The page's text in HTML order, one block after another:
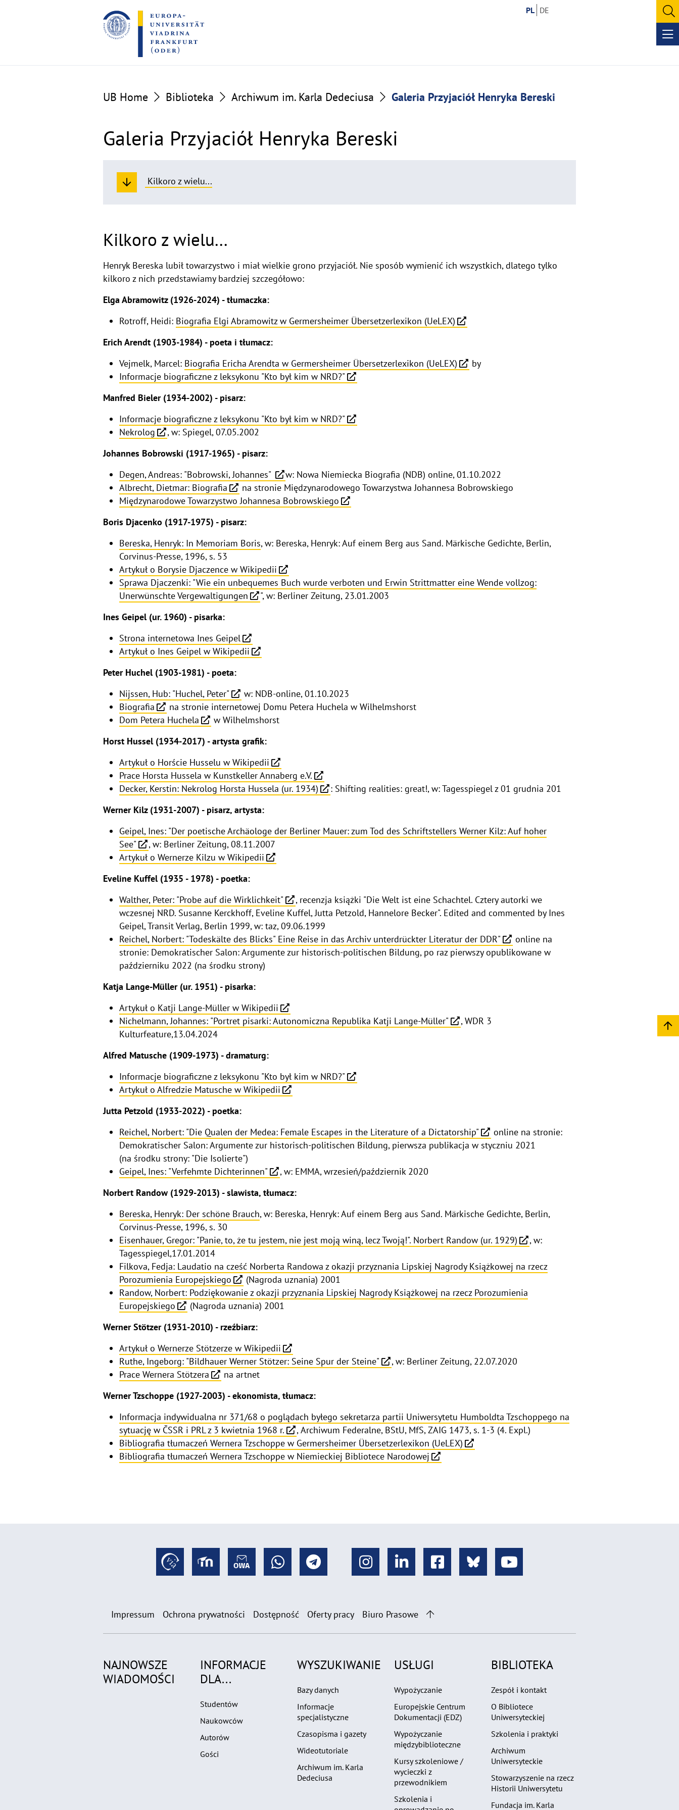
to
the
content
to
the
footer
PL DE
UB Home Biblioteka Archiwum im. Karla Dedeciusa Galeria Przyjaciół Henryka Bereski
Galeria Przyjaciół Henryka Bereski
Kilkoro z wielu...
Kilkoro z wielu...
Henryk Bereska lubił towarzystwo i miał wielkie grono przyjaciół. Nie sposób wymienić ich wszystkich, dlatego tylko
kilkoro z nich przedstawiamy bardziej szczegółowo:
Elga Abramowitz (1926-2024) - tłumaczka:
Rotroff, Heidi: Biografia Elgi Abramowitz w Germersheimer Übersetzerlexikon (UeLEX)
Erich Arendt (1903-1984) - poeta i tłumacz:
Vejmelk, Marcel: Biografia Ericha Arendta w Germersheimer Übersetzerlexikon (UeLEX)
by
Informacje biograficzne z leksykonu "Kto był kim w NRD?"
Manfred Bieler (1934-2002) - pisarz:
Informacje biograficzne z leksykonu "Kto był kim w NRD?"
Nekrolog
, w: Spiegel, 07.05.2002
Johannes Bobrowski (1917-1965) - pisarz:
Degen, Andreas: "Bobrowski, Johannes"
w: Nowa Niemiecka Biografia (NDB) online, 01.10.2022
Albrecht, Dietmar: Biografia
na stronie Międzynarodowego Towarzystwa Johannesa Bobrowskiego
Międzynarodowe Towarzystwo Johannesa Bobrowskiego
Boris Djacenko (1917-1975) - pisarz:
Bereska, Henryk: In Memoriam Boris, w: Bereska, Henryk: Auf einem Berg aus Sand. Märkische Gedichte, Berlin,
Corvinus-Presse, 1996, s. 53
Artykuł o Borysie Djaczence w Wikipedii
Sprawa Djaczenki: "Wie ein unbequemes Buch wurde verboten und Erwin Strittmatter eine Wende vollzog:
Unerwünschte Vergewaltigungen
", w: Berliner Zeitung, 23.01.2003
Ines Geipel (ur. 1960) - pisarka:
Strona internetowa Ines Geipel
Artykuł o Ines Geipel w Wikipedii
Peter Huchel (1903-1981) - poeta:
Nijssen, Hub: "Huchel, Peter"
w: NDB-online, 01.10.2023
Biografia
na stronie internetowej Domu Petera Huchela w Wilhelmshorst
Dom Petera Huchela
w Wilhelmshorst
Horst Hussel (1934-2017) - artysta grafik:
Artykuł o Horście Husselu w Wikipedii
Prace Horsta Hussela w Kunstkeller Annaberg e.V.
Decker, Kerstin: Nekrolog Horsta Hussela (ur. 1934)
: Shifting realities: great!, w: Tagesspiegel z 01 grudnia 201
Werner Kilz (1931-2007) - pisarz, artysta:
Geipel, Ines: "Der poetische Archäologe der Berliner Mauer: zum Tod des Schriftstellers Werner Kilz: Auf hoher
See"
, w: Berliner Zeitung, 08.11.2007
Artykuł o Wernerze Kilzu w Wikipedii
Eveline Kuffel (1935 - 1978) - poetka:
Walther, Peter: "Probe auf die Wirklichkeit"
, recenzja książki "Die Welt ist eine Schachtel. Cztery autorki we
wczesnej NRD. Susanne Kerckhoff, Eveline Kuffel, Jutta Petzold, Hannelore Becker". Edited and commented by Ines
Geipel, Transit Verlag, Berlin 1999, w: taz, 09.06.1999
Reichel, Norbert: "Todeskälte des Blicks" Eine Reise in das Archiv unterdrückter Literatur der DDR"
online na
stronie: Demokratischer Salon: Argumente zur historisch-politischen Bildung, po raz pierwszy opublikowane w
październiku 2022 (na środku strony)
Katja Lange-Müller (ur. 1951) - pisarka:
Artykuł o Katji Lange-Müller w Wikipedii
Nichelmann, Johannes: "Portret pisarki: Autonomiczna Republika Katji Lange-Müller"
, WDR 3
Kulturfeature,13.04.2024
Alfred Matusche (1909-1973) - dramaturg:
Informacje biograficzne z leksykonu "Kto był kim w NRD?"
Artykuł o Alfredzie Matusche w Wikipedii
Jutta Petzold (1933-2022) - poetka:
Reichel, Norbert: "Die Qualen der Medea: Female Escapes in the Literature of a Dictatorship"
online na stronie:
Demokratischer Salon: Argumente zur historisch-politischen Bildung, pierwsza publikacja w styczniu 2021
(na środku strony: "Die Isolierte")
Geipel, Ines: "Verfehmte Dichterinnen"
, w: EMMA, wrzesień/październik 2020
Norbert Randow (1929-2013) - slawista, tłumacz:
Bereska, Henryk: Der schöne Brauch, w: Bereska, Henryk: Auf einem Berg aus Sand. Märkische Gedichte, Berlin,
Corvinus-Presse, 1996, s. 30
Eisenhauer, Gregor: "Panie, to, że tu jestem, nie jest moją winą, lecz Twoją!". Norbert Randow (ur. 1929)
, w:
Tagesspiegel,17.01.2014
Filkova, Fedja: Laudatio na cześć Norberta Randowa z okazji przyznania Lipskiej Nagrody Książkowej na rzecz
Porozumienia Europejskiego
(Nagroda uznania) 2001
Randow, Norbert: Podziękowanie z okazji przyznania Lipskiej Nagrody Książkowej na rzecz Porozumienia
Europejskiego
(Nagroda uznania) 2001
Werner Stötzer (1931-2010) - rzeźbiarz:
Artykuł o Wernerze Stötzerze w Wikipedii
Ruthe, Ingeborg: "Bildhauer Werner Stötzer: Seine Spur der Steine"
, w: Berliner Zeitung, 22.07.2020
Prace Wernera Stötzera
na artnet
Werner Tzschoppe (1927-2003) - ekonomista, tłumacz:
Informacja indywidualna nr 371/68 o poglądach byłego sekretarza partii Uniwersytetu Humboldta Tzschoppego na
sytuację w ČSSR i PRL z 3 kwietnia 1968 r.
, Archiwum Federalne, BStU, MfS, ZAIG 1473, s. 1-3 (4. Expl.)
Bibliografia tłumaczeń Wernera Tzschoppe w Germersheimer Übersetzerlexikon (UeLEX)
Bibliografia tłumaczeń Wernera Tzschoppe w Niemieckiej Bibliotece Narodowej
Impressum Ochrona prywatności Dostępność Oferty pracy Biuro Prasowe
NAJNOWSZE
WIADOMOŚCI
INFORMACJE
DLA...
Studentów
Naukowców
Autorów
Gości
WYSZUKIWANIE
Bazy danych
Informacje
specjalistyczne
Czasopisma i gazety
Wideotutoriale
Archiwum im. Karla
Dedeciusa
USŁUGI
Wypożyczanie
Europejskie Centrum
Dokumentacji (EDZ)
Wypożyczanie
międzybiblioteczne
Kursy szkoleniowe /
wycieczki z
przewodnikiem
Szkolenia i
BIBLIOTEKA
Zespół i kontakt
O Bibliotece
Uniwersyteckiej
Szkolenia i praktyki
Archiwum
Uniwersyteckie
Stowarzyszenie na rzecz
Historii Uniwersytetu
Fundacja im. Karla